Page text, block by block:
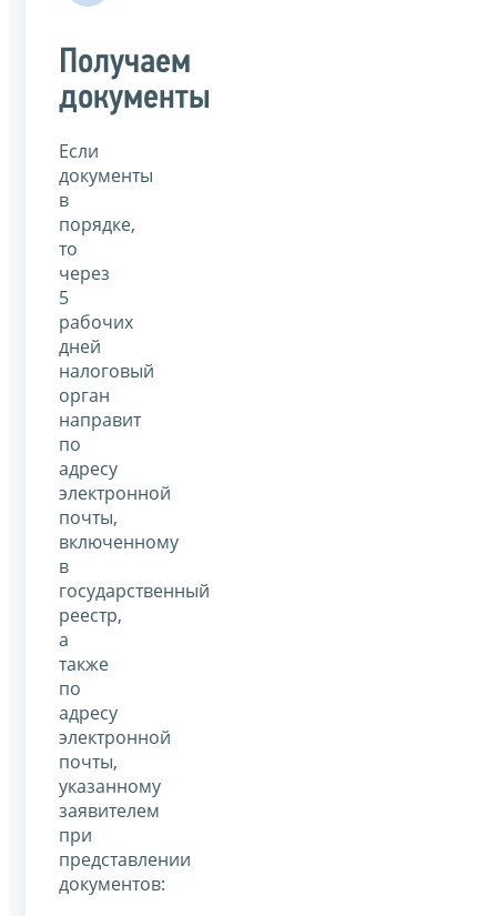
Получаем
документы
Если
документы
в
порядке,
то
через
5
рабочих
дней
налоговый
орган
направит
по
адресу
электронной
почты,
включенному
в
государственный
реестр,
а
также
по
адресу
электронной
почты,
указанному
заявителем
при
представлении
документов: